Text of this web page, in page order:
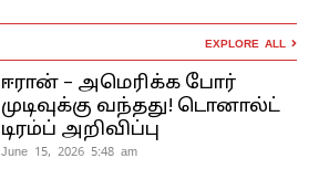
EXPLORE ALL
ஈரான் – அமெரிக்க போர்
முடிவுக்கு வந்தது! டொனால்ட்
டிரம்ப் அறிவிப்பு
June 15, 2026 5:48 am